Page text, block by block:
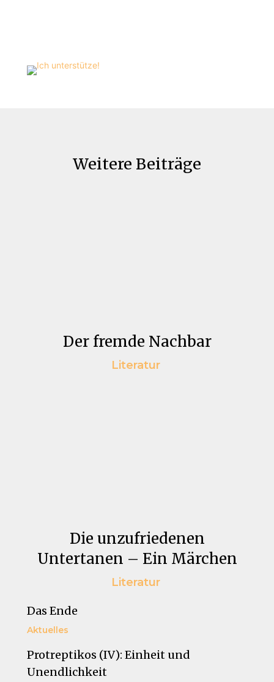
Weitere Beiträge
Der fremde Nachbar
Literatur
Die unzufriedenen
Untertanen – Ein Märchen
Literatur
Das Ende
Aktuelles
Protreptikos (IV): Einheit und
Unendlichkeit